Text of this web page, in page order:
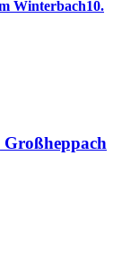
Winterbach10.